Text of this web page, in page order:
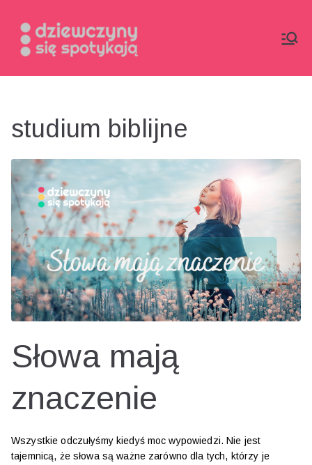
treści
studium biblijne
Słowa mają
znaczenie
Wszystkie odczułyśmy kiedyś moc wypowiedzi. Nie jest
tajemnicą, że słowa są ważne zarówno dla tych, którzy je